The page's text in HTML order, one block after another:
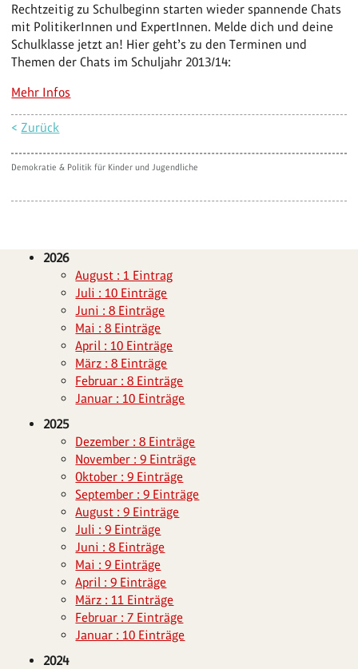
Rechtzeitig zu Schulbeginn starten wieder spannende Chats
mit PolitikerInnen und ExpertInnen. Melde dich und deine
Schulklasse jetzt an! Hier geht’s zu den Terminen und
Themen der Chats im Schuljahr 2013/14:
Mehr Infos
< Zurück
Demokratie & Politik für Kinder und Jugendliche
2026
August : 1 Eintrag
Juli : 10 Einträge
Juni : 8 Einträge
Mai : 8 Einträge
April : 10 Einträge
März : 8 Einträge
Februar : 8 Einträge
Januar : 10 Einträge
2025
Dezember : 8 Einträge
November : 9 Einträge
Oktober : 9 Einträge
September : 9 Einträge
August : 9 Einträge
Juli : 9 Einträge
Juni : 8 Einträge
Mai : 9 Einträge
April : 9 Einträge
März : 11 Einträge
Februar : 7 Einträge
Januar : 10 Einträge
2024